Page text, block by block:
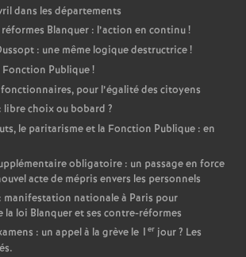
dans les départements
Blanquer : l’action en continu!
: une même logique destructrice!
Publique!
pour l’égalité des citoyens
libre choix ou bobard ?
le paritarisme et la Fonction Publique : en
obligatoire : un passage en force
acte de mépris envers les personnels
manifestation nationale à Paris pour
la loi Blanquer et ses contre-réformes
: un appel à la grève le 1 er jour? Les